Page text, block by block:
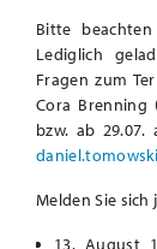
Bitte
Lediglich
Fragen zum
Cora Brenning
bzw. ab 29.07.
Melden Sie
13. August